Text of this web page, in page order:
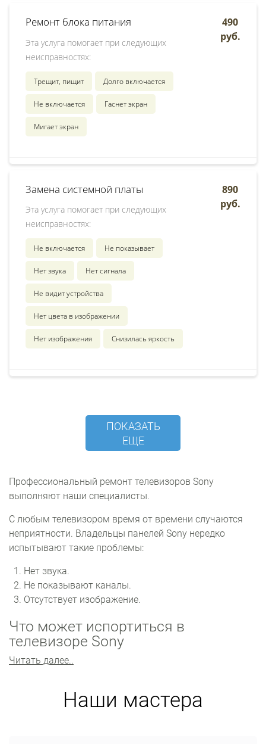
Ремонт блока питания
Эта услуга помогает при следующих
неисправностях:
Трещит, пищит Долго включается
Не включается Гаснет экран
Мигает экран
490
руб.
Замена системной платы
Эта услуга помогает при следующих
неисправностях:
Не включается Не показывает
Нет звука Нет сигнала
Не видит устройства
Нет цвета в изображении
Нет изображения Снизилась яркость
890
руб.
ПОКАЗАТЬ
ЕЩЕ
Профессиональный ремонт телевизоров Sony
выполняют наши специалисты.
С любым телевизором время от времени случаются
неприятности. Владельцы панелей Sony нередко
испытывают такие проблемы:
Нет звука.
Не показывают каналы.
Отсутствует изображение.
Что может испортиться в
телевизоре Sony
Самые уязвимые узлы телевизора: матрица, модуль
проблем также проявляется с прошивкой.
Главный компонент телевизора ‒ матрица. Она не
Читать далее..
Наши мастера